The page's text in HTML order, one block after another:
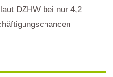
DZHW bei nur 4,2